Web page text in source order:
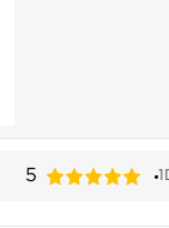
5 1